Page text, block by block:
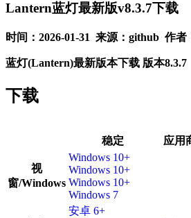
Lantern蓝灯最新版v8.3.7下载
时间：2026-01-31 来源：github 作者
蓝灯(Lantern)最新版本下载 版本8.3.7
下载
稳定 应用
视
窗/Windows
Windows 10+
Windows 10+
Windows 10+
Windows 7
安卓 6+